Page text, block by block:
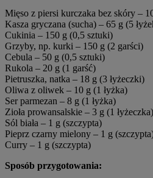
Mięso z piersi kurczaka bez skóry –
Kasza gryczana (sucha) – 65 g (5
Cukinia – 150 g (0,5 sztuki)
Grzyby, np. kurki – 150 g (2 garści)
Cebula – 50 g (0,5 sztuki)
Rukola – 20 g (1 garść)
Pietruszka, natka – 18 g (3 łyżeczki)
Oliwa z oliwek – 10 g (1 łyżka)
Ser parmezan – 8 g (1 łyżka)
Zioła prowansalskie – 3 g (1 łyżeczka)
Sól biała – 1 g (szczypta)
Pieprz czarny mielony – 1 g
Curry – 1 g (szczypta)
Sposób przygotowania: